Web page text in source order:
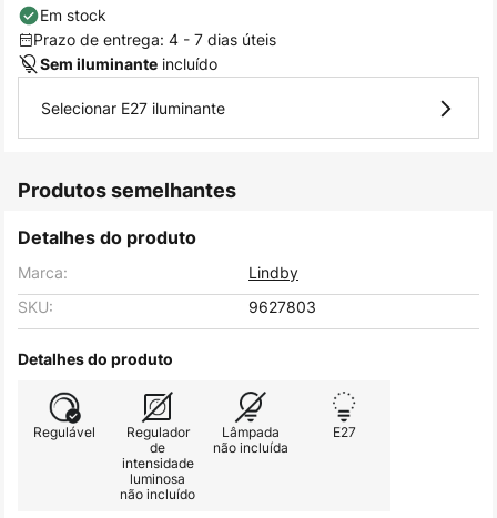
Em stock
Prazo de entrega: 4 - 7 dias úteis
Sem iluminante incluído
Selecionar E27 iluminante
Produtos semelhantes
Detalhes do produto
Marca:
Lindby
SKU:
9627803
Detalhes do produto
Regulável
Regulador
de
intensidade
luminosa
não incluído
Lâmpada
não incluída
E27